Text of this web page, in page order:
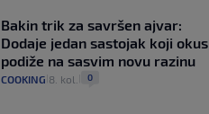
Bakin trik za savršen ajvar:
Dodaje jedan sastojak koji okus
podiže na sasvim novu razinu
COOKING 8. kol. 0